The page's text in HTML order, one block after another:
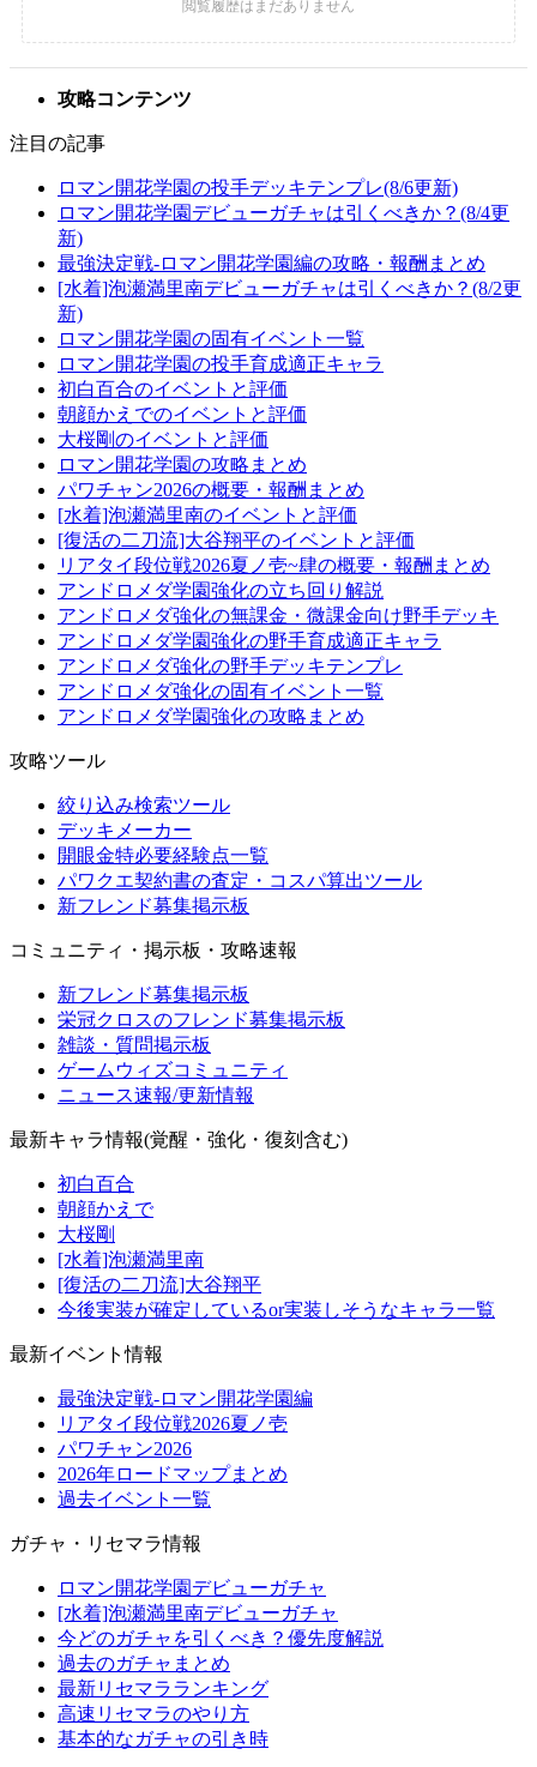
攻略コンテンツ
注目の記事
ロマン開花学園の投手デッキテンプレ(8/6更新)
ロマン開花学園デビューガチャは引くべきか？(8/4更
新)
最強決定戦-ロマン開花学園編の攻略・報酬まとめ
[水着]泡瀬満里南デビューガチャは引くべきか？(8/2更
新)
ロマン開花学園の固有イベント一覧
ロマン開花学園の投手育成適正キャラ
初白百合のイベントと評価
朝顔かえでのイベントと評価
大桜剛のイベントと評価
ロマン開花学園の攻略まとめ
パワチャン2026の概要・報酬まとめ
[水着]泡瀬満里南のイベントと評価
[復活の二刀流]大谷翔平のイベントと評価
リアタイ段位戦2026夏ノ壱~肆の概要・報酬まとめ
アンドロメダ学園強化の立ち回り解説
アンドロメダ強化の無課金・微課金向け野手デッキ
アンドロメダ学園強化の野手育成適正キャラ
アンドロメダ強化の野手デッキテンプレ
アンドロメダ強化の固有イベント一覧
アンドロメダ学園強化の攻略まとめ
攻略ツール
絞り込み検索ツール
デッキメーカー
開眼金特必要経験点一覧
パワクエ契約書の査定・コスパ算出ツール
新フレンド募集掲示板
コミュニティ・掲示板・攻略速報
新フレンド募集掲示板
栄冠クロスのフレンド募集掲示板
雑談・質問掲示板
ゲームウィズコミュニティ
ニュース速報/更新情報
最新キャラ情報(覚醒・強化・復刻含む)
初白百合
朝顔かえで
大桜剛
[水着]泡瀬満里南
[復活の二刀流]大谷翔平
今後実装が確定しているor実装しそうなキャラ一覧
最新イベント情報
最強決定戦-ロマン開花学園編
リアタイ段位戦2026夏ノ壱
パワチャン2026
2026年ロードマップまとめ
過去イベント一覧
ガチャ・リセマラ情報
ロマン開花学園デビューガチャ
[水着]泡瀬満里南デビューガチャ
今どのガチャを引くべき？優先度解説
過去のガチャまとめ
最新リセマラランキング
高速リセマラのやり方
基本的なガチャの引き時